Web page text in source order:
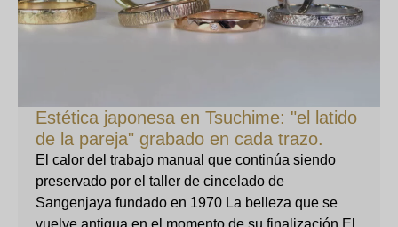
Estética japonesa en Tsuchime: "el latido
de la pareja" grabado en cada trazo.
El calor del trabajo manual que continúa siendo
preservado por el taller de cincelado de
Sangenjaya fundado en 1970 La belleza que se
vuelve antigua en el momento de su finalización El